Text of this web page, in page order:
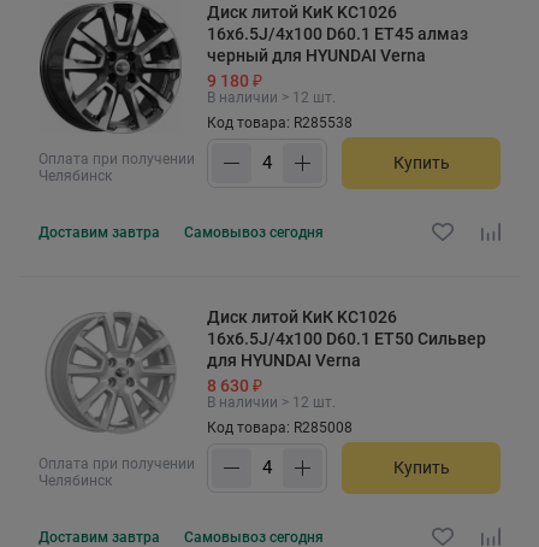
Оплата при получении
Челябинск
Диск литой КиК KC1026
16x6.5J/4x100 D60.1 ET45 алмаз
черный для HYUNDAI Verna
9 180 ₽
В наличии > 12 шт.
Код товара: R285538
Купить
Доставим завтра Самовывоз сегодня
Оплата при получении
Челябинск
Диск литой КиК KC1026
16x6.5J/4x100 D60.1 ET50 Сильвер
для HYUNDAI Verna
8 630 ₽
В наличии > 12 шт.
Код товара: R285008
Купить
Доставим завтра Самовывоз сегодня